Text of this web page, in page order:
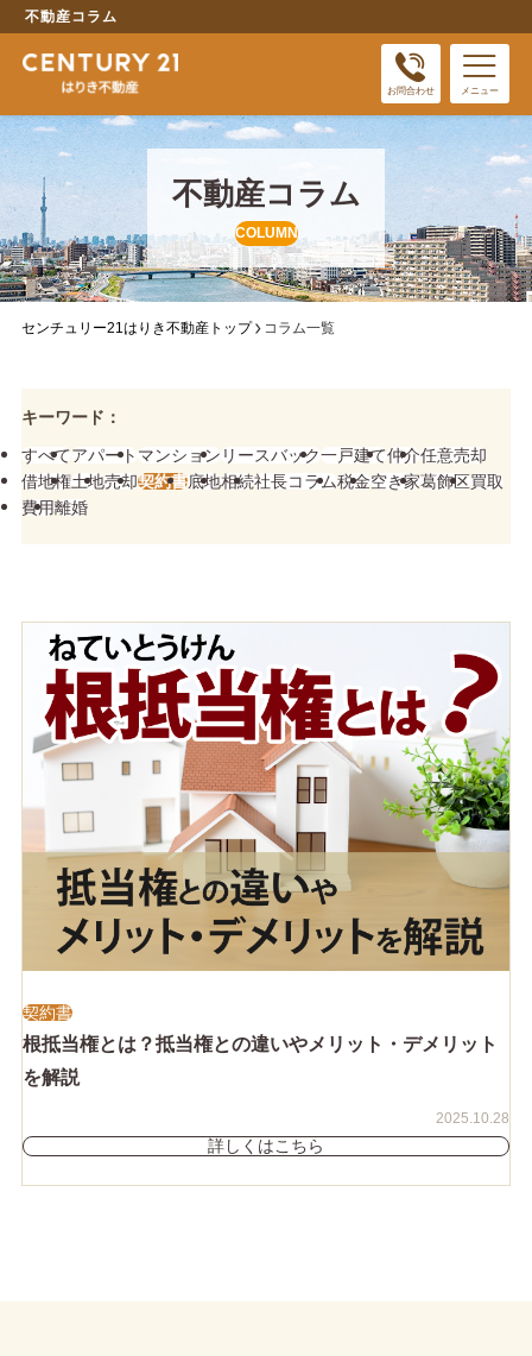
不動産コラム
お問合わせ メニュー
不動産コラム
COLUMN
センチュリー21はりき不動産トップ コラム一覧
キーワード
すべてアパート マンション リースバック一戸建て仲介任意売却
借地権土地売却契約書底地相続社長コラム税金空き家葛飾区買取
費用離婚
契約書
根抵当権とは？抵当権との違いやメリット・デメリット
を解説
2025.10.28
詳しくはこちら